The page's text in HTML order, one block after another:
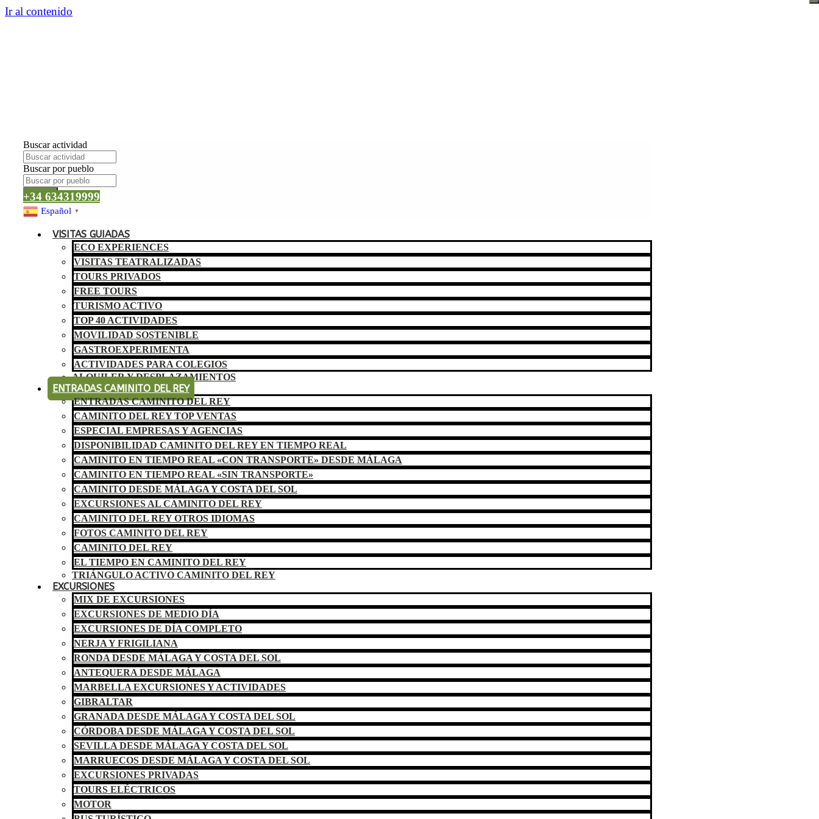
Ir al contenido
Buscar actividad
Buscar por pueblo
Buscar
+34 634319999
Español ▼
VISITAS GUIADAS
ECO EXPERIENCES
VISITAS TEATRALIZADAS
TOURS PRIVADOS
FREE TOURS
TURISMO ACTIVO
TOP 40 ACTIVIDADES
MOVILIDAD SOSTENIBLE
GASTROEXPERIMENTA
ACTIVIDADES PARA COLEGIOS
ALQUILER Y DESPLAZAMIENTOS
ENTRADAS CAMINITO DEL REY
ENTRADAS CAMINITO DEL REY
CAMINITO DEL REY TOP VENTAS
ESPECIAL EMPRESAS Y AGENCIAS
DISPONIBILIDAD CAMINITO DEL REY EN TIEMPO REAL
CAMINITO EN TIEMPO REAL «CON TRANSPORTE» DESDE MÁLAGA
CAMINITO EN TIEMPO REAL «SIN TRANSPORTE»
CAMINITO DESDE MÁLAGA Y COSTA DEL SOL
EXCURSIONES AL CAMINITO DEL REY
CAMINITO DEL REY OTROS IDIOMAS
FOTOS CAMINITO DEL REY
CAMINITO DEL REY
EL TIEMPO EN CAMINITO DEL REY
TRIÁNGULO ACTIVO CAMINITO DEL REY
EXCURSIONES
MIX DE EXCURSIONES
EXCURSIONES DE MEDIO DÍA
EXCURSIONES DE DÍA COMPLETO
NERJA Y FRIGILIANA
RONDA DESDE MÁLAGA Y COSTA DEL SOL
ANTEQUERA DESDE MÁLAGA
MARBELLA EXCURSIONES Y ACTIVIDADES
GIBRALTAR
GRANADA DESDE MÁLAGA Y COSTA DEL SOL
CÓRDOBA DESDE MÁLAGA Y COSTA DEL SOL
SEVILLA DESDE MÁLAGA Y COSTA DEL SOL
MARRUECOS DESDE MÁLAGA Y COSTA DEL SOL
EXCURSIONES PRIVADAS
TOURS ELÉCTRICOS
MOTOR